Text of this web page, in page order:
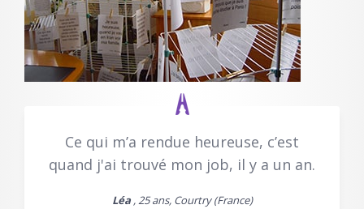
Ce qui m’a rendue heureuse, c’est
quand j'ai trouvé mon job, il y a un an.
Léa, 25 ans, Courtry (France)